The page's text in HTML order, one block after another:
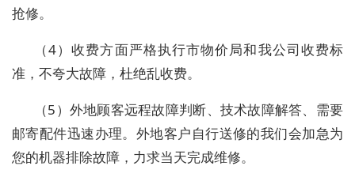
抢修。
（4）收费方面严格执行市物价局和我公司收费标
准，不夸大故障，杜绝乱收费。
（5）外地顾客远程故障判断、技术故障解答、需要
邮寄配件迅速办理。外地客户自行送修的我们会加急为
您的机器排除故障，力求当天完成维修。